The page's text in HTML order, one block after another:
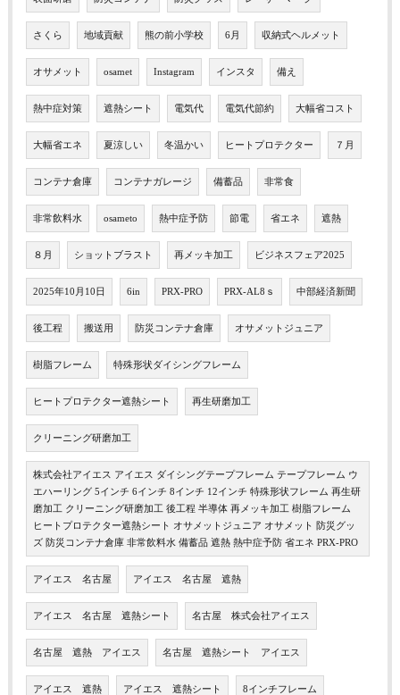
さくら 地域貢献 熊の前小学校 6月 収納式ヘルメット
オサメット osamet Instagram インスタ 備え
熱中症対策 遮熱シート 電気代 電気代節約 大幅省コスト
大幅省エネ 夏涼しい 冬温かい ヒートプロテクター ７月
コンテナ倉庫 コンテナガレージ 備蓄品 非常食
非常飲料水 osameto 熱中症予防 節電 省エネ 遮熱
８月 ショットブラスト 再メッキ加工 ビジネスフェア2025
2025年10月10日 6in PRX-PRO PRX-AL8ｓ 中部経済新聞
後工程 搬送用 防災コンテナ倉庫 オサメットジュニア
樹脂フレーム 特殊形状ダイシングフレーム
ヒートプロテクター遮熱シート 再生研磨加工
クリーニング研磨加工
株式会社アイエス アイエス ダイシングテープフレーム テープフレーム ウ
エハーリング 5インチ 6インチ 8インチ 12インチ 特殊形状フレーム 再生研
磨加工 クリーニング研磨加工 後工程 半導体 再メッキ加工 樹脂フレーム
ヒートプロテクター遮熱シート オサメットジュニア オサメット 防災グッ
ズ 防災コンテナ倉庫 非常飲料水 備蓄品 遮熱 熱中症予防 省エネ PRX-PRO
アイエス 名古屋 アイエス 名古屋 遮熱
アイエス 名古屋 遮熱シート 名古屋 株式会社アイエス
名古屋 遮熱 アイエス 名古屋 遮熱シート アイエス
アイエス 遮熱 アイエス 遮熱シート 8インチフレーム